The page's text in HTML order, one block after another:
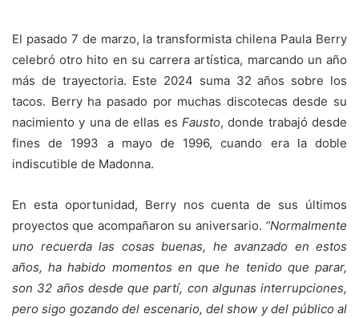
El pasado 7 de marzo, la transformista chilena Paula Berry
celebró otro hito en su carrera artística, marcando un año
más de trayectoria. Este 2024 suma 32 años sobre los
tacos. Berry ha pasado por muchas discotecas desde su
nacimiento y una de ellas es Fausto, donde trabajó desde
fines de 1993 a mayo de 1996, cuando era la doble
indiscutible de Madonna.
En esta oportunidad, Berry nos cuenta de sus últimos
proyectos que acompañaron su aniversario. “Normalmente
uno recuerda las cosas buenas, he avanzado en estos
años, ha habido momentos en que he tenido que parar,
son 32 años desde que partí, con algunas interrupciones,
pero sigo gozando del escenario, del show y del público al